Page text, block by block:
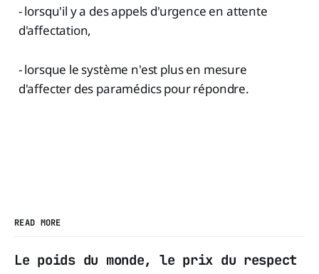
- lorsqu'il y a des appels d'urgence en attente
d'affectation,
- lorsque le système n'est plus en mesure
d'affecter des paramédics pour répondre.
READ MORE
Le poids du monde, le prix du respect